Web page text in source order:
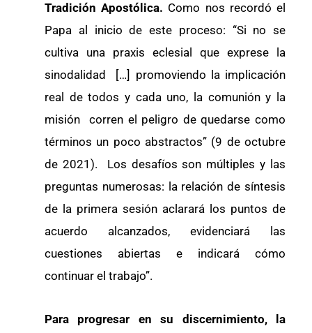
Tradición Apostólica. Como nos recordó el
Papa al inicio de este proceso: “Si no se
cultiva una praxis eclesial que exprese la
sinodalidad […] promoviendo la implicación
real de todos y cada uno, la comunión y la
misión corren el peligro de quedarse como
términos un poco abstractos” (9 de octubre
de 2021). Los desafíos son múltiples y las
preguntas numerosas: la relación de síntesis
de la primera sesión aclarará los puntos de
acuerdo alcanzados, evidenciará las
cuestiones abiertas e indicará cómo
continuar el trabajo”.
Para progresar en su discernimiento, la